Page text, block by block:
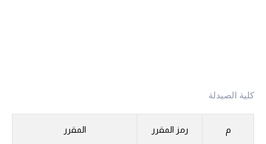
كلية الصيدلة
م رمز المقرر المقرر